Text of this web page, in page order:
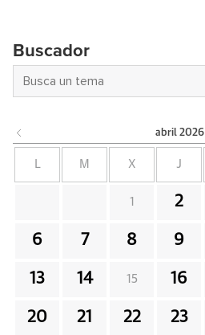
Buscador
abril 2026
L M X J
1 2
6 7 8 9
13 14 15 16
20 21 22 23